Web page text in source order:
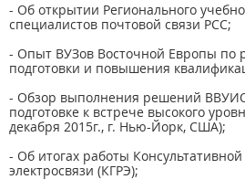
- Об открытии Регионального
специалистов почтовой связи РСС;
- Опыт ВУЗов Восточной Европы по
подготовки и повышения
- Обзор выполнения решений
подготовке к встрече высокого
декабря 2015г., г. Нью-Йорк, США);
- Об итогах работы
электросвязи (КГРЭ);